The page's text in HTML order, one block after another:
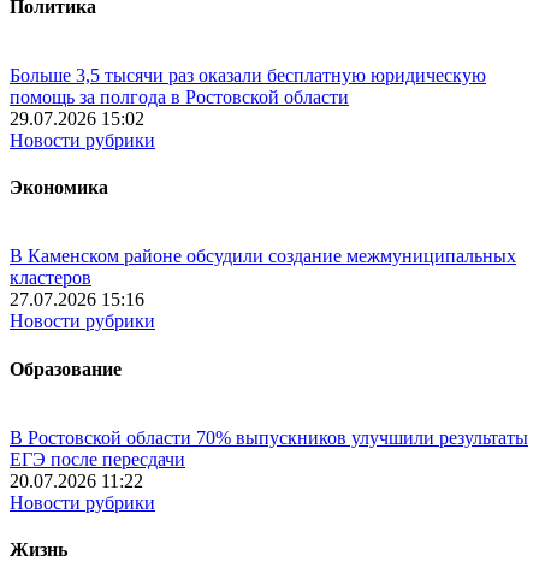
Политика
Больше 3,5 тысячи раз оказали бесплатную юридическую
помощь за полгода в Ростовской области
29.07.2026 15:02
Новости рубрики
Экономика
В Каменском районе обсудили создание межмуниципальных
кластеров
27.07.2026 15:16
Новости рубрики
Образование
В Ростовской области 70% выпускников улучшили результаты
ЕГЭ после пересдачи
20.07.2026 11:22
Новости рубрики
Жизнь